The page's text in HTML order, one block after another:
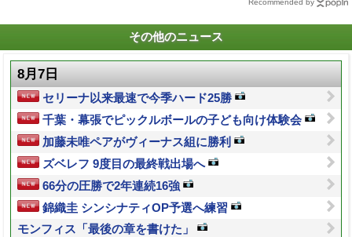
その他のニュース
8月7日
セリーナ以来最速で今季ハード25勝
千葉・幕張でピックルボールの子ども向け体験会
加藤未唯ペアがヴィーナス組に勝利
ズベレフ 9度目の最終戦出場へ
66分の圧勝で2年連続16強
錦織圭 シンシナティOP予選へ練習
モンフィス「最後の章を書けた」